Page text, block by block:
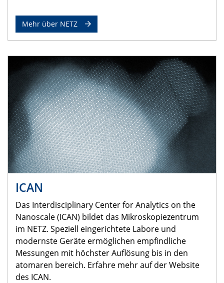
Mehr über NETZ
ICAN
Das Interdisciplinary Center for Analytics on the
Nanoscale (ICAN) bildet das Mikroskopiezentrum
im NETZ. Speziell eingerichtete Labore und
modernste Geräte ermöglichen empfindliche
Messungen mit höchster Auflösung bis in den
atomaren bereich. Erfahre mehr auf der Website
des ICAN.